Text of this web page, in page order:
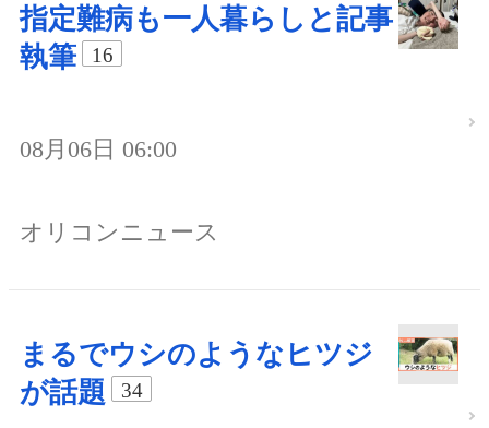
指定難病も一人暮らしと記事
執筆
16
08月06日 06:00
オリコンニュース
まるでウシのようなヒツジ
が話題
34